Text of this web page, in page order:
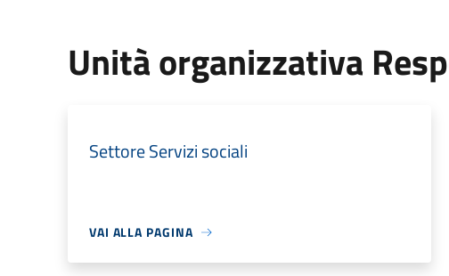
Unità organizzativa
Settore Servizi sociali
VAI ALLA PAGINA